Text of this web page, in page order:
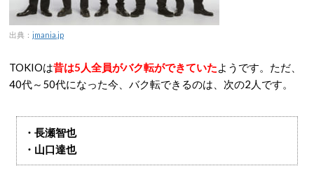
出典： jmania.jp
TOKIOは昔は5人全員がバク転ができていたようです。ただ、
40代～50代になった今、バク転できるのは、次の2人です。
・長瀬智也
・山口達也